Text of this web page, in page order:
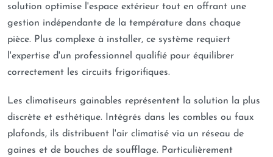
solution optimise l'espace extérieur tout en offrant une
gestion indépendante de la température dans chaque
pièce. Plus complexe à installer, ce système requiert
l'expertise d'un professionnel qualifié pour équilibrer
correctement les circuits frigorifiques.
Les climatiseurs gainables représentent la solution la plus
discrète et esthétique. Intégrés dans les combles ou faux
plafonds, ils distribuent l'air climatisé via un réseau de
gaines et de bouches de soufflage. Particulièrement